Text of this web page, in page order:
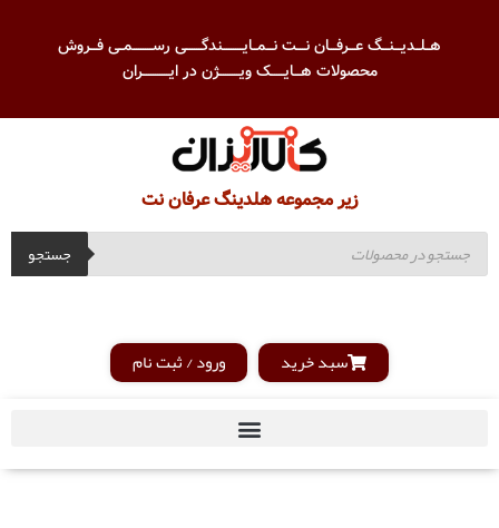
هــلــدیـــنـــگ عـــرفـــان نــــت نـــمــایـــــــــندگـــــــی رســـــــــمــی فـــروش
محصولات هـــایــــــک ویـــــــــژن در ایــــــــــــران
زیر مجموعه هلدینگ عرفان نت
جستجو
سبد خرید ورود / ثبت نام